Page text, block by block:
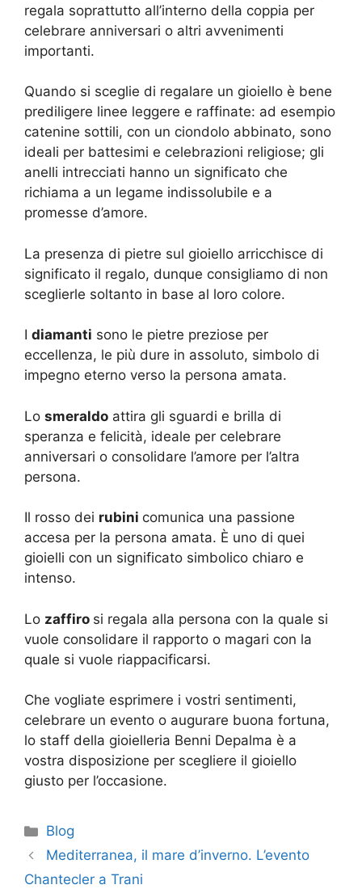
regala soprattutto all’interno della coppia per
celebrare anniversari o altri avvenimenti
importanti.
Quando si sceglie di regalare un gioiello è bene
prediligere linee leggere e raffinate: ad esempio
catenine sottili, con un ciondolo abbinato, sono
ideali per battesimi e celebrazioni religiose; gli
anelli intrecciati hanno un significato che
richiama a un legame indissolubile e a
promesse d’amore.
La presenza di pietre sul gioiello arricchisce di
significato il regalo, dunque consigliamo di non
sceglierle soltanto in base al loro colore.
I diamanti sono le pietre preziose per
eccellenza, le più dure in assoluto, simbolo di
impegno eterno verso la persona amata.
Lo smeraldo attira gli sguardi e brilla di
speranza e felicità, ideale per celebrare
anniversari o consolidare l’amore per l’altra
persona.
Il rosso dei rubini comunica una passione
accesa per la persona amata. È uno di quei
gioielli con un significato simbolico chiaro e
intenso.
Lo zaffiro si regala alla persona con la quale si
vuole consolidare il rapporto o magari con la
quale si vuole riappacificarsi.
Che vogliate esprimere i vostri sentimenti,
celebrare un evento o augurare buona fortuna,
lo staff della gioielleria Benni Depalma è a
vostra disposizione per scegliere il gioiello
giusto per l’occasione.
Blog
Mediterranea, il mare d’inverno. L’evento
Chantecler a Trani